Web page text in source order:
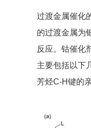
过渡金属催化
的过渡金属为
反应。钴催化
主要包括以下
芳烃C-H键的